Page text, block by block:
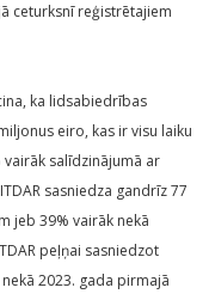
ceturksnī reģistrētajiem
ka lidsabiedrības
eiro, kas ir visu laiku
salīdzinājumā ar
sasniedza gandrīz 77
jeb 39% vairāk nekā
peļņai sasniedzot
2023. gada pirmajā